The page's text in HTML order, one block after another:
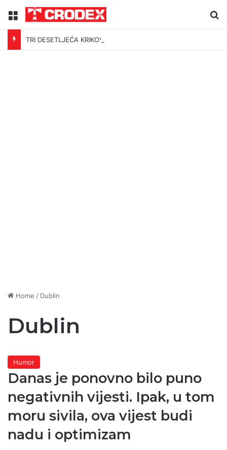
Menu
TRI DESETLJEĆA KRIKOVA OČAJNIKA
Home / Dublin
Dublin
Humor
Danas je ponovno bilo puno
negativnih vijesti. Ipak, u tom
moru sivila, ova vijest budi
nadu i optimizam